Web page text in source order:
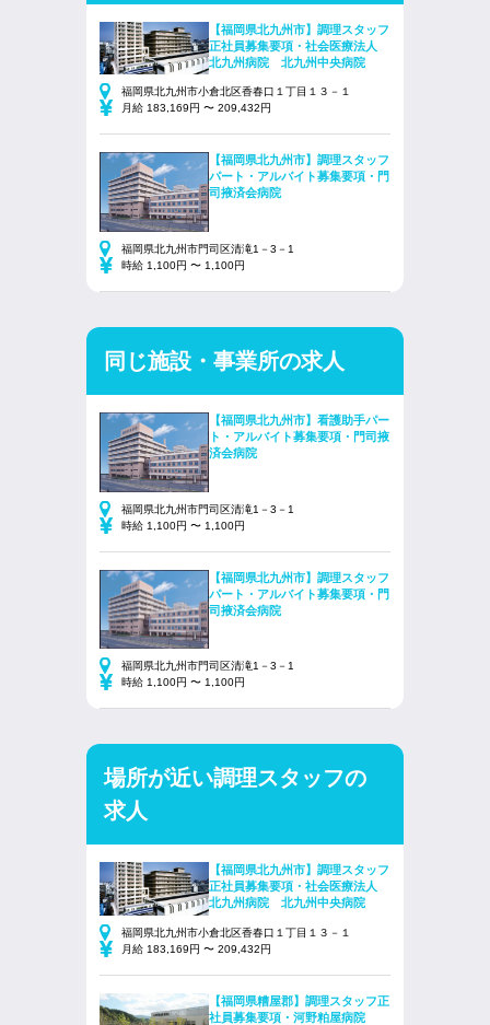
【福岡県北九州市】調理スタッフ
正社員募集要項・社会医療法人
北九州病院 北九州中央病院
福岡県北九州市小倉北区香春口１丁目１３－１
月給 183,169円 〜 209,432円
【福岡県北九州市】調理スタッフ
パート・アルバイト募集要項・門
司掖済会病院
福岡県北九州市門司区清滝1－3－1
時給 1,100円 〜 1,100円
同じ施設・事業所の求人
【福岡県北九州市】看護助手パー
ト・アルバイト募集要項・門司掖
済会病院
福岡県北九州市門司区清滝1－3－1
時給 1,100円 〜 1,100円
【福岡県北九州市】調理スタッフ
パート・アルバイト募集要項・門
司掖済会病院
福岡県北九州市門司区清滝1－3－1
時給 1,100円 〜 1,100円
場所が近い調理スタッフの
求人
【福岡県北九州市】調理スタッフ
正社員募集要項・社会医療法人
北九州病院 北九州中央病院
福岡県北九州市小倉北区香春口１丁目１３－１
月給 183,169円 〜 209,432円
【福岡県糟屋郡】調理スタッフ正
社員募集要項・河野粕屋病院